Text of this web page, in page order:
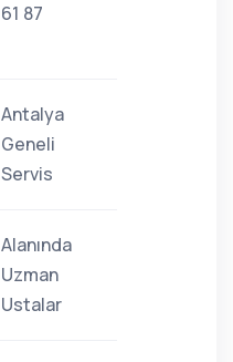
61 87
Antalya
Geneli
Servis
Alanında
Uzman
Ustalar